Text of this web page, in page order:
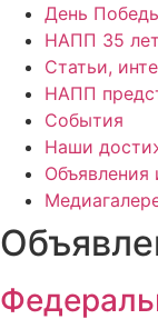
День
НАПП 35 лет
Статьи,
НАПП
События
Наши
Объявления